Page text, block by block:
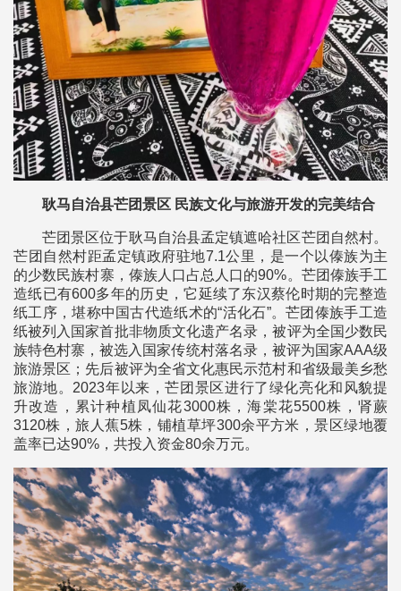
耿马自治县芒团景区 民族文化与旅游开发的完美结合
芒团景区位于耿马自治县孟定镇遮哈社区芒团自然村。
芒团自然村距孟定镇政府驻地7.1公里，是一个以傣族为主
的少数民族村寨，傣族人口占总人口的90%。芒团傣族手工
造纸已有600多年的历史，它延续了东汉蔡伦时期的完整造
纸工序，堪称中国古代造纸术的“活化石”。芒团傣族手工造
纸被列入国家首批非物质文化遗产名录，被评为全国少数民
族特色村寨，被选入国家传统村落名录，被评为国家AAA级
旅游景区；先后被评为全省文化惠民示范村和省级最美乡愁
旅游地。2023年以来，芒团景区进行了绿化亮化和风貌提
升改造，累计种植凤仙花3000株，海棠花5500株，肾蕨
3120株，旅人蕉5株，铺植草坪300余平方米，景区绿地覆
盖率已达90%，共投入资金80余万元。